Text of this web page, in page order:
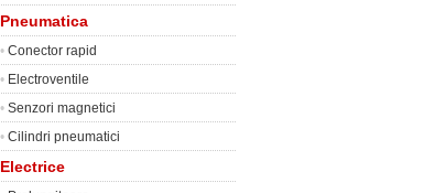
Pneumatica
• Conector rapid
• Electroventile
• Senzori magnetici
• Cilindri pneumatici
Electrice